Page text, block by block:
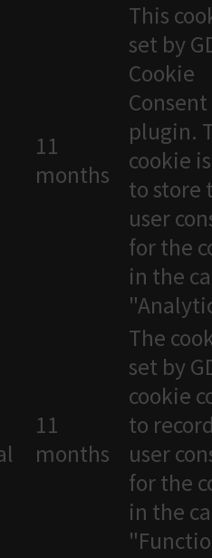
11
months
This
set by
Cookie
Consent
plugin.
cookie
to store
user
for the
in the
11
months
The
set by
cookie
to
user
for the
in the